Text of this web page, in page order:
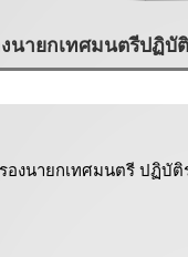
นายกเทศมนตรีปฏิบั
องนายกเทศมนตรี ปฏิบั